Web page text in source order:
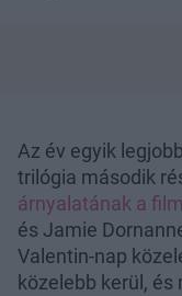
Az év egyik
trilógia második
árnyalatának a
és Jamie
Valentin-nap
közelebb kerül,